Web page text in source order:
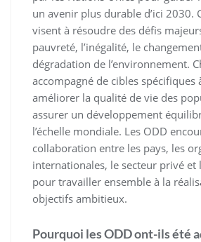
un avenir plus durable d’ici 2030.
visent à résoudre des défis
pauvreté, l’inégalité, le
dégradation de l’environnement.
accompagné de cibles
améliorer la qualité de vie des
assurer un développement
l’échelle mondiale. Les ODD
collaboration entre les pays, les
internationales, le secteur privé et
pour travailler ensemble à la
objectifs ambitieux.
Pourquoi les ODD ont-ils été